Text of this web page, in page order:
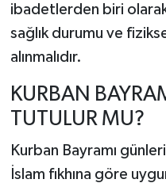
ibadetlerden biri
sağlık durumu ve
alınmalıdır.
KURBAN
TUTULUR MU?
Kurban Bayramı
İslam fıkhına göre